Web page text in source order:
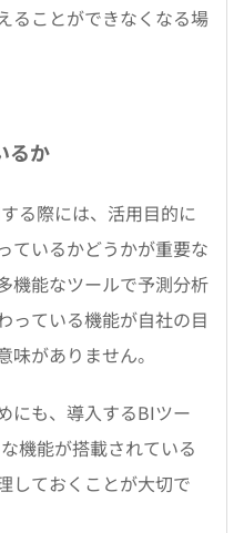
ることができなくなる場
るか
る際には、活用目的に
ているかどうかが重要な
機能なツールで予測分析
っている機能が自社の目
がありません。
にも、導入するBIツー
機能が搭載されている
しておくことが大切で